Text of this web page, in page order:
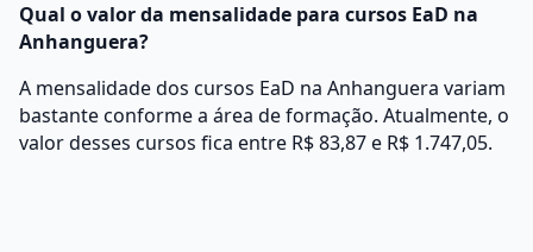
Qual o valor da mensalidade para cursos EaD na
Anhanguera?
A mensalidade dos cursos EaD na Anhanguera variam
bastante conforme a área de formação. Atualmente, o
valor desses cursos fica entre R$ 83,87 e R$ 1.747,05.